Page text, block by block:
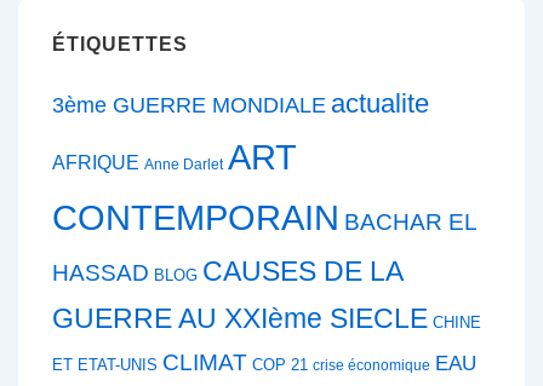
ÉTIQUETTES
3ème GUERRE MONDIALE actualite
AFRIQUE Anne Darlet ART
CONTEMPORAIN BACHAR EL
HASSAD BLOG CAUSES DE LA
GUERRE AU XXIème SIECLE CHINE
ET ETAT-UNIS CLIMAT COP 21 crise économique EAU